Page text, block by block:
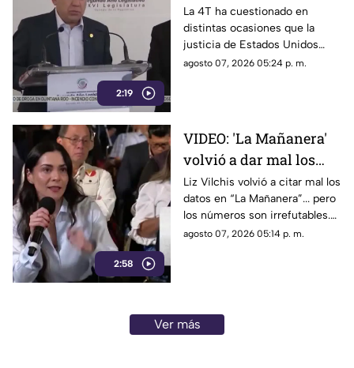
2:19
sigue cuestionando los
señalamientos de
E.E.U.U contra
narc0polít1c0s como
La 4T ha cuestionado en
distintas ocasiones que la
justicia de Estados Unidos
proceda contra presuntos
Rocha Moya, Enrique Inzunza y
otros funcionarios morenistas.
agosto 07, 2026 05:24 p. m.
2:58
VIDEO: 'La Mañanera'
volvió a dar mal los
datos: TV Azteca es el
medio tradicional con
mayor alcance y
credibilidad de México
Liz Vilchis volvió a citar mal los
datos en “La Mañanera”... pero
los números son irrefutables.
El estudio internacional de
evidencia, nadie puede.
agosto 07, 2026 05:14 p. m.
Ver más